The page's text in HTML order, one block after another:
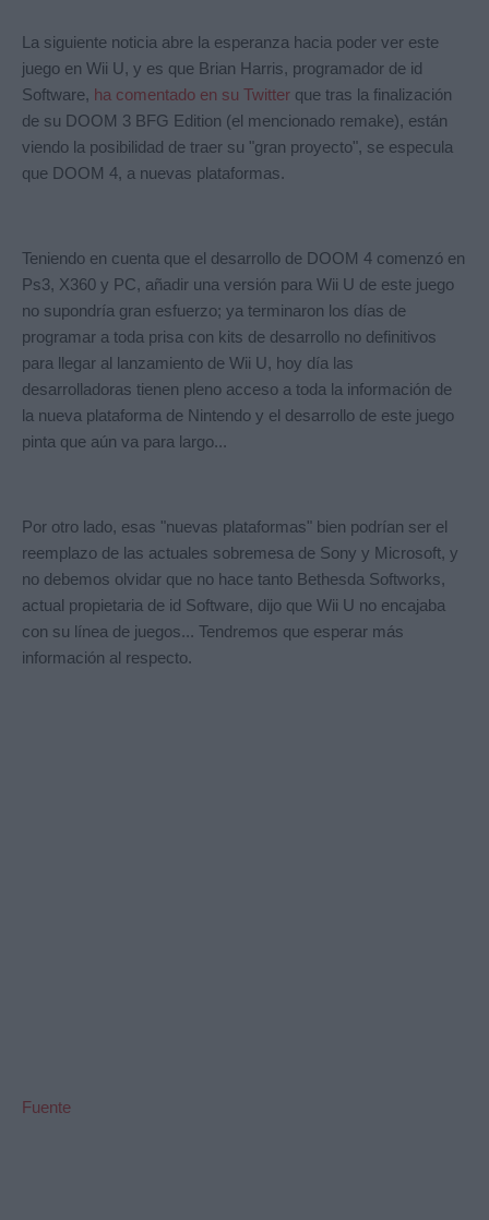
La siguiente noticia abre la esperanza hacia poder ver este
juego en Wii U, y es que Brian Harris, programador de id
Software, ha comentado en su Twitter que tras la finalización
de su DOOM 3 BFG Edition (el mencionado remake), están
viendo la posibilidad de traer su "gran proyecto", se especula
que DOOM 4, a nuevas plataformas.
Teniendo en cuenta que el desarrollo de DOOM 4 comenzó en
Ps3, X360 y PC, añadir una versión para Wii U de este juego
no supondría gran esfuerzo; ya terminaron los días de
programar a toda prisa con kits de desarrollo no definitivos
para llegar al lanzamiento de Wii U, hoy día las
desarrolladoras tienen pleno acceso a toda la información de
la nueva plataforma de Nintendo y el desarrollo de este juego
pinta que aún va para largo...
Por otro lado, esas "nuevas plataformas" bien podrían ser el
reemplazo de las actuales sobremesa de Sony y Microsoft, y
no debemos olvidar que no hace tanto Bethesda Softworks,
actual propietaria de id Software, dijo que Wii U no encajaba
con su línea de juegos... Tendremos que esperar más
información al respecto.
Fuente